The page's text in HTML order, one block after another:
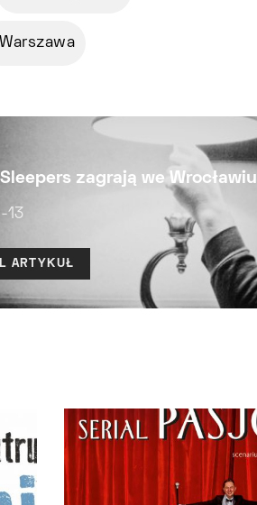
Warszawa
zagrają we Wrocławiu
13
ARTYKUŁ